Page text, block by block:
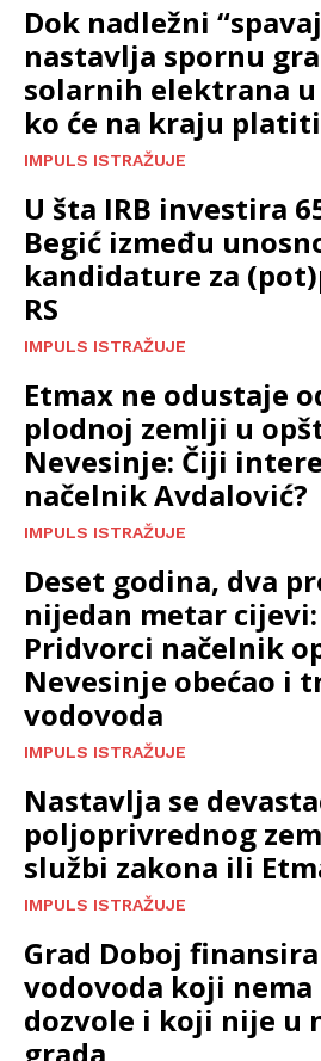
Dok nadležni
nastavlja spornu
solarnih elektrana u
ko će na kraju platiti
IMPULS ISTRAŽUJE
U šta IRB investira
Begić između
kandidature za
RS
IMPULS ISTRAŽUJE
Etmax ne odustaje
plodnoj zemlji u
Nevesinje: Čiji
načelnik Avdalović?
IMPULS ISTRAŽUJE
Deset godina, dva
nijedan metar cijevi:
Pridvorci načelnik
Nevesinje obećao i
vodovoda
IMPULS ISTRAŽUJE
Nastavlja se
poljoprivrednog
službi zakona ili
IMPULS ISTRAŽUJE
Grad Doboj
vodovoda koji
dozvole i koji nije u
grada